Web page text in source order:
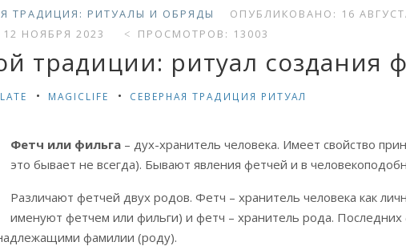
ТРАДИЦИЯ: РИТУАЛЫ И ОБРЯДЫ ОПУБЛИКОВАНО: 16
12 НОЯБРЯ 2023
ПРОСМОТРОВ: 13003
традиции: ритуал создания
MAGICLIFE СЕВЕРНАЯ ТРАДИЦИЯ РИТУАЛ
Фетч или фильга – дух-хранитель человека. Имеет свойство
это бывает не всегда). Бывают явления фетчей и в
Различают фетчей двух родов. Фетч – хранитель человека как
именуют фетчем или фильги) и фетч – хранитель рода. Последних
фамилии (роду).